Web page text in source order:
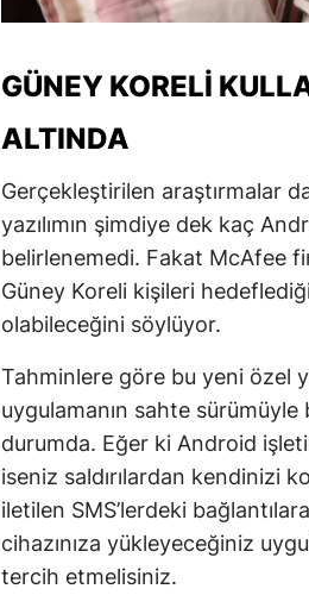
GÜNEY KORELI
ALTINDA
Gerçekleştirilen araştırmalar
yazılımın şimdiye dek kaç
belirlenemedi. Fakat McAfee
Güney Koreli kişileri
olabileceğini söylüyor.
Tahminlere göre bu yeni özel
uygulamanın sahte sürümüyle
durumda. Eğer ki Android
iseniz saldırılardan kendinizi
iletilen SMS’lerdeki
cihazınıza yükleyeceğiniz
tercih etmelisiniz.